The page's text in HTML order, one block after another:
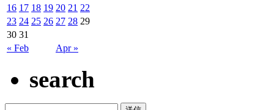
« Feb Apr »
16 17 18 19 20 21 22
23 24 25 26 27 28 29
30 31
search